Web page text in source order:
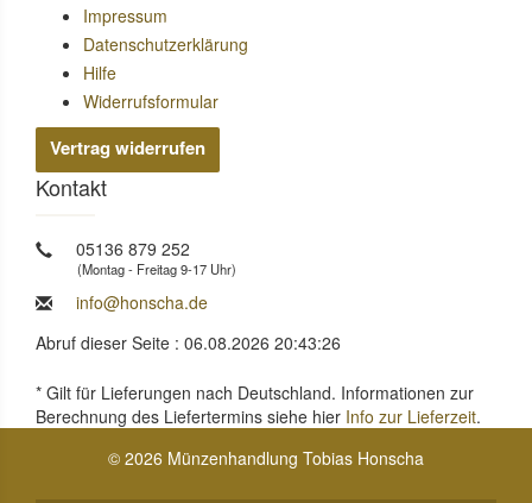
Impressum
Datenschutzerklärung
Hilfe
Widerrufsformular
Vertrag widerrufen
Kontakt
05136 879 252
(Montag - Freitag 9-17 Uhr)
info@honscha.de
Abruf dieser Seite : 06.08.2026 20:43:26
* Gilt für Lieferungen nach Deutschland. Informationen zur
Berechnung des Liefertermins siehe hier Info zur Lieferzeit.
© 2026 Münzenhandlung Tobias Honscha